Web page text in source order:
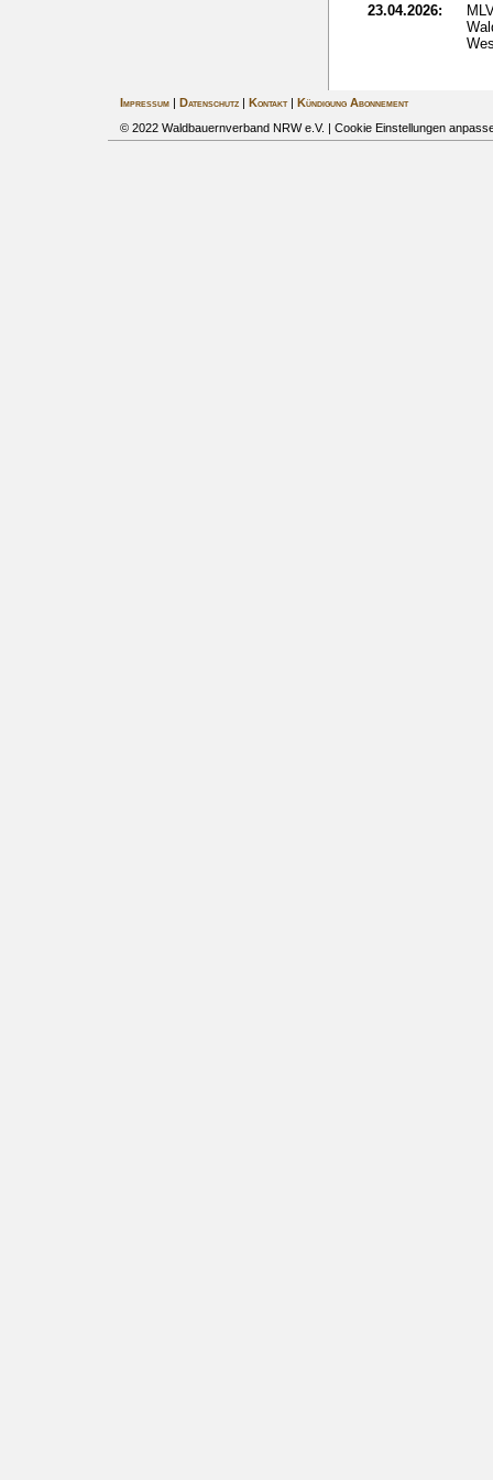
23.04.2026:
Impressum| Datenschutz| Kontakt|
Kündigung Abonnement
© 2022 Waldbauernverband NRW e.V. | Cookie Einstellungen